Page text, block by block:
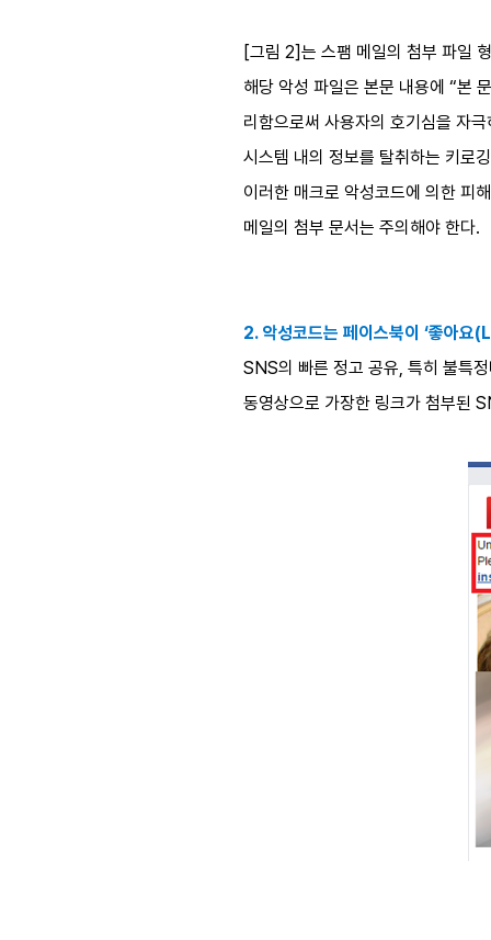
[그림 2]는 스팸 메일의 첨부 파일
해당 악성 파일은 본문 내용에 “본
리함으로써 사용자의 호기심을 자
시스템 내의 정보를 탈취하는 키로
이러한 매크로 악성코드에 의한 피
메일의 첨부 문서는 주의해야 한다.
2. 악성코드는 페이스북이 ‘좋아요
SNS의 빠른 정고 공유, 특히 불특
동영상으로 가장한 링크가 첨부된